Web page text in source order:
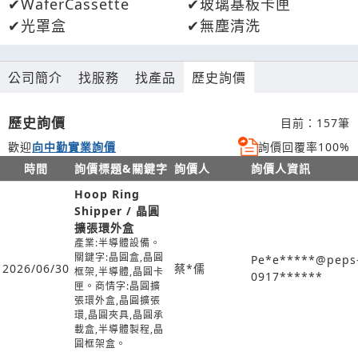
WaferCassette
玻璃基板卡匣
光罩盒
無塵清洗
公司簡介 找服務 找產品 歷史詢價
歷史詢價
目前：157筆
歡迎向中勤實業詢價
詢價回覆率100%
時間
詢價標題&關鍵字 詢價人 詢價人資訊
2026/06/30
Hoop Ring
Shipper / 晶圓
擴張環外盒
產業:半導體設備。
關鍵字:晶圓盒,晶圓
框架,半導體,晶圓卡
匣。商情字:晶圓擴
張環外盒,晶圓擴張
環,晶圓夾具,晶圓承
載盒,半導體製程,晶
圓框架盒。
蔡*儒
0917******